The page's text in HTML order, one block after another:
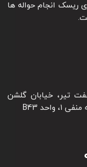
ریسک انجام حواله ها
تیر، خیابان گلشن